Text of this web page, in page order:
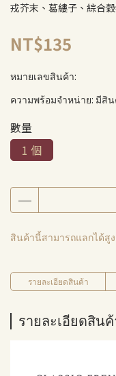
戎芥末、葛縷子、綜合
NT$135
หมายเลขสินค้า:
ความพร้อมจำหน่าย: มีสิ
數量
1 個
สินค้านี้สามารถแลกได้สู
รายละเอียดสินค้า
รายละเอียดสินค้